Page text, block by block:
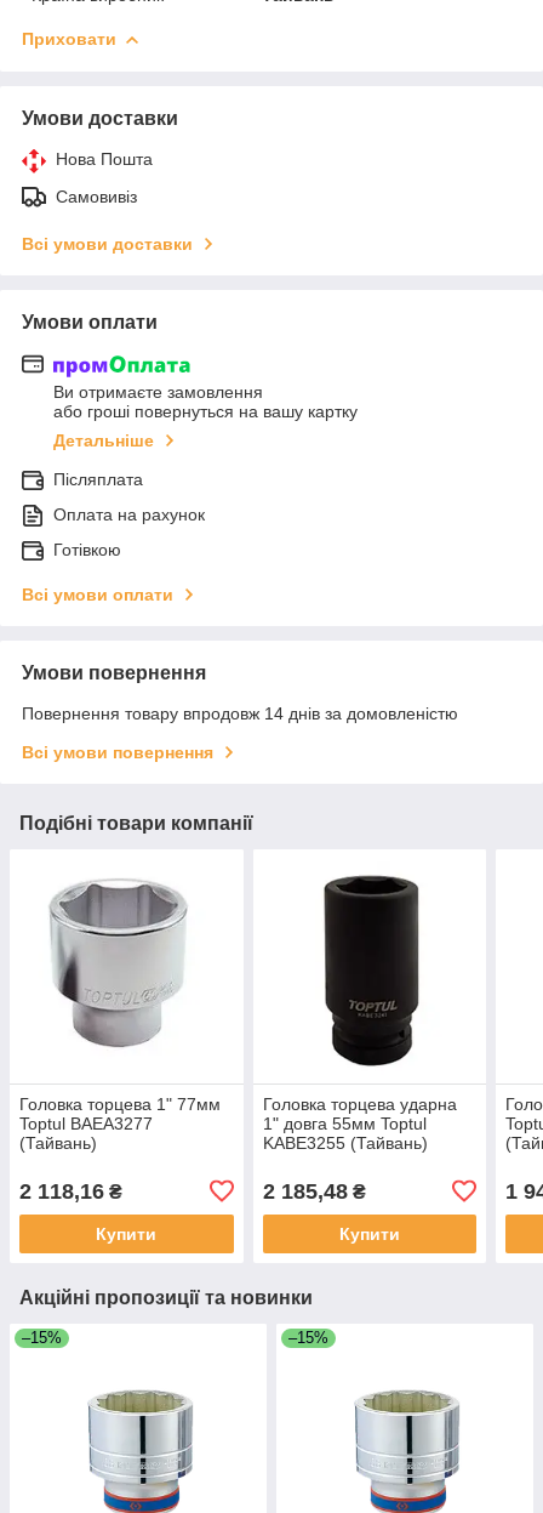
Приховати
Умови доставки
Нова Пошта
Самовивіз
Всі умови доставки
Умови оплати
Ви отримаєте замовлення
або гроші повернуться на вашу картку
Детальніше
Післяплата
Оплата на рахунок
Готівкою
Всі умови оплати
Умови повернення
Повернення товару впродовж 14 днів за домовленістю
Всі умови повернення
Подібні товари компанії
Головка торцева 1" 77мм
Toptul BAEA3277
(Тайвань)
2 118,16 ₴
Купити
Головка торцева ударна
1" довга 55мм Toptul
KABE3255 (Тайвань)
2 185,48₴
Купити
1
Акційні пропозиції та новинки
–15% –15%